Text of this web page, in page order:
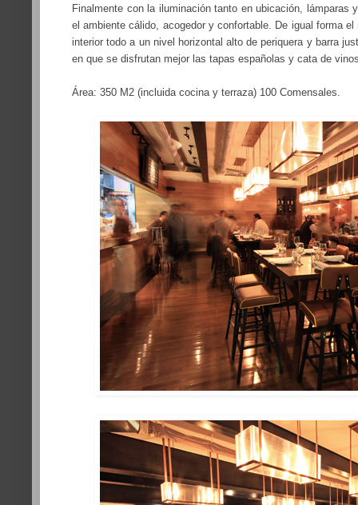
Finalmente con la iluminación tanto en ubicación, lámparas
el ambiente cálido, acogedor y confortable. De igual forma
interior todo a un nivel horizontal alto de periquera y barra
en que se disfrutan mejor las tapas españolas y cata de
Área: 350 M2 (incluida cocina y terraza) 100 Comensales.